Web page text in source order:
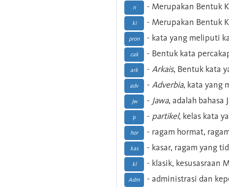
n - Merupakan Bentuk
ki - Merupakan Bentuk
pron - kata yang meliputi
cak - Bentuk kata
ark - Arkais, Bentuk kata
adv - Adverbia, kata yang
Jw - Jawa, adalah bahasa
p - partikel, kelas kata
hor - ragam hormat,
kas - kasar, ragam yang
kl - klasik, kesusasraan
Adm - administrasi dan